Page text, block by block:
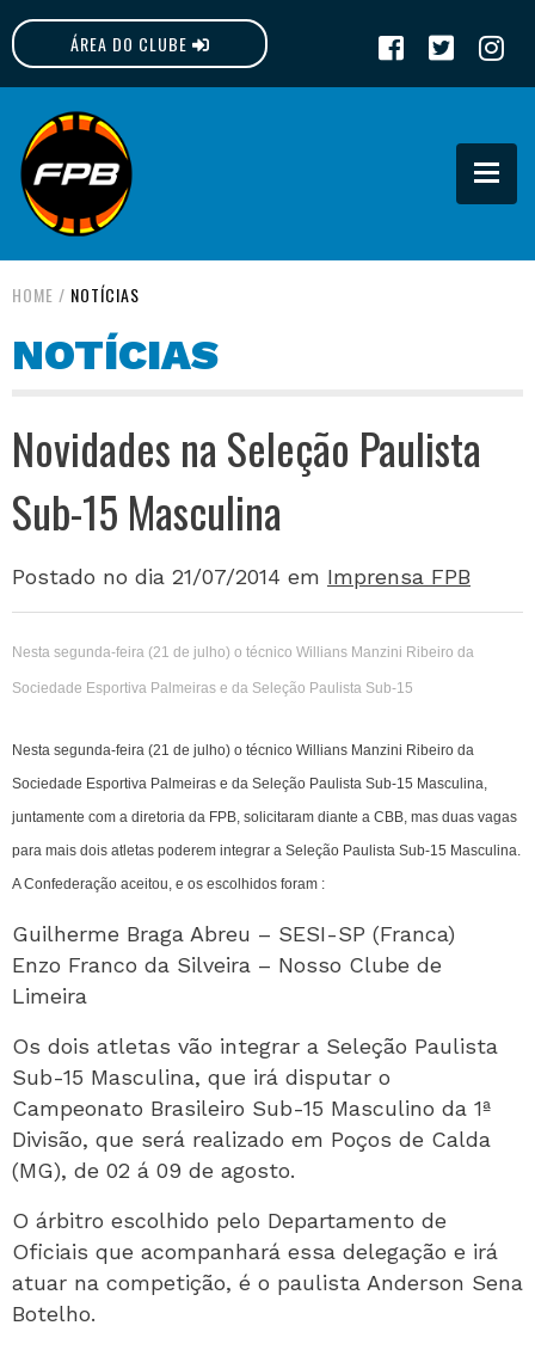
ÁREA DO CLUBE
FPB
HOME / NOTÍCIAS
NOTÍCIAS
Novidades na Seleção Paulista
Sub-15 Masculina
Postado no dia 21/07/2014 em Imprensa FPB
Nesta segunda-feira (21 de julho) o técnico Willians Manzini Ribeiro da
Sociedade Esportiva Palmeiras e da Seleção Paulista Sub-15
Nesta segunda-feira (21 de julho) o técnico Willians Manzini Ribeiro da
Sociedade Esportiva Palmeiras e da Seleção Paulista Sub-15 Masculina,
juntamente com a diretoria da FPB, solicitaram diante a CBB, mas duas vagas
para mais dois atletas poderem integrar a Seleção Paulista Sub-15 Masculina.
A Confederação aceitou, e os escolhidos foram :
Guilherme Braga Abreu – SESI-SP (Franca)
Enzo Franco da Silveira – Nosso Clube de
Limeira
Os dois atletas vão integrar a Seleção Paulista
Sub-15 Masculina, que irá disputar o
Campeonato Brasileiro Sub-15 Masculino da 1ª
Divisão, que será realizado em Poços de Calda
(MG), de 02 á 09 de agosto.
O árbitro escolhido pelo Departamento de
Oficiais que acompanhará essa delegação e irá
atuar na competição, é o paulista Anderson Sena
Botelho.